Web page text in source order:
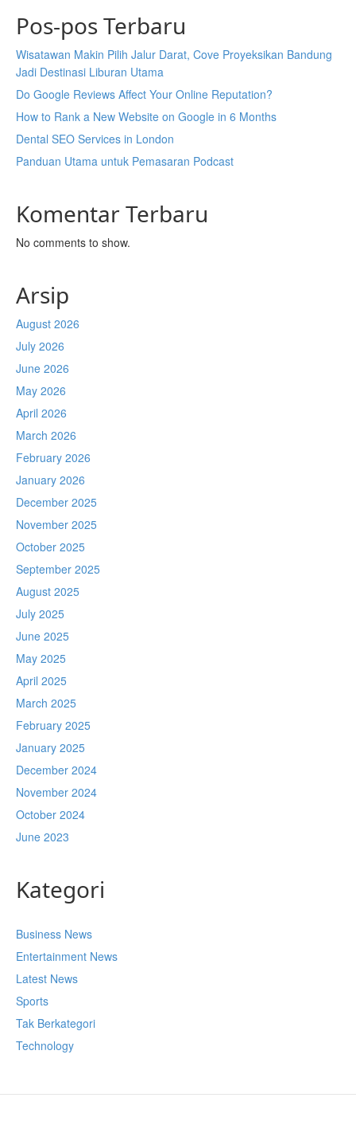
Pos-pos Terbaru
Wisatawan Makin Pilih Jalur Darat, Cove Proyeksikan Bandung
Jadi Destinasi Liburan Utama
Do Google Reviews Affect Your Online Reputation?
How to Rank a New Website on Google in 6 Months
Dental SEO Services in London
Panduan Utama untuk Pemasaran Podcast
Komentar Terbaru
No comments to show.
Arsip
August 2026
July 2026
June 2026
May 2026
April 2026
March 2026
February 2026
January 2026
December 2025
November 2025
October 2025
September 2025
August 2025
July 2025
June 2025
May 2025
April 2025
March 2025
February 2025
January 2025
December 2024
November 2024
October 2024
June 2023
Kategori
Business News
Entertainment News
Latest News
Sports
Tak Berkategori
Technology